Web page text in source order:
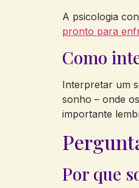
A psicologia
pronto para
Como
Interpretar um
sonho – onde
importante
Por que